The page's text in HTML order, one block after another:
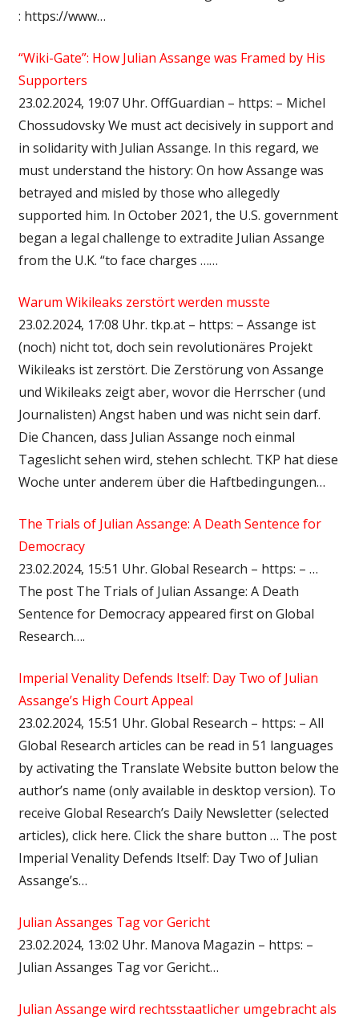
: https://www…
“Wiki-Gate”: How Julian Assange was Framed by His
Supporters
23.02.2024, 19:07 Uhr. OffGuardian – https: – Michel
Chossudovsky We must act decisively in support and
in solidarity with Julian Assange. In this regard, we
must understand the history: On how Assange was
betrayed and misled by those who allegedly
supported him. In October 2021, the U.S. government
began a legal challenge to extradite Julian Assange
from the U.K. “to face charges ……
Warum Wikileaks zerstört werden musste
23.02.2024, 17:08 Uhr. tkp.at – https: – Assange ist
(noch) nicht tot, doch sein revolutionäres Projekt
Wikileaks ist zerstört. Die Zerstörung von Assange
und Wikileaks zeigt aber, wovor die Herrscher (und
Journalisten) Angst haben und was nicht sein darf.
Die Chancen, dass Julian Assange noch einmal
Tageslicht sehen wird, stehen schlecht. TKP hat diese
Woche unter anderem über die Haftbedingungen…
The Trials of Julian Assange: A Death Sentence for
Democracy
23.02.2024, 15:51 Uhr. Global Research – https: – …
The post The Trials of Julian Assange: A Death
Sentence for Democracy appeared first on Global
Research….
Imperial Venality Defends Itself: Day Two of Julian
Assange’s High Court Appeal
23.02.2024, 15:51 Uhr. Global Research – https: – All
Global Research articles can be read in 51 languages
by activating the Translate Website button below the
author’s name (only available in desktop version). To
receive Global Research’s Daily Newsletter (selected
articles), click here. Click the share button … The post
Imperial Venality Defends Itself: Day Two of Julian
Assange’s…
Julian Assanges Tag vor Gericht
23.02.2024, 13:02 Uhr. Manova Magazin – https: –
Julian Assanges Tag vor Gericht…
Julian Assange wird rechtsstaatlicher umgebracht als